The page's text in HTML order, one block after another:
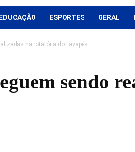
EDUCAÇÃO ESPORTES GERAL
na rotatória do Lavapés
sendo